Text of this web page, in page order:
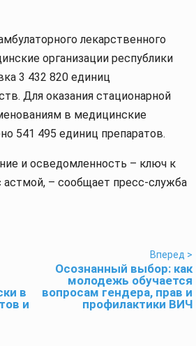
лекарственного
организации республики
3 432 820 единиц
Для оказания стационарной
в медицинские
541 495 единиц препаратов.
и осведомленность – ключ к
астмой, – сообщает пресс-служба
в
и
Вперед >
Осознанный выбор: как
молодежь обучается
вопросам гендера, прав и
профилактики ВИЧ